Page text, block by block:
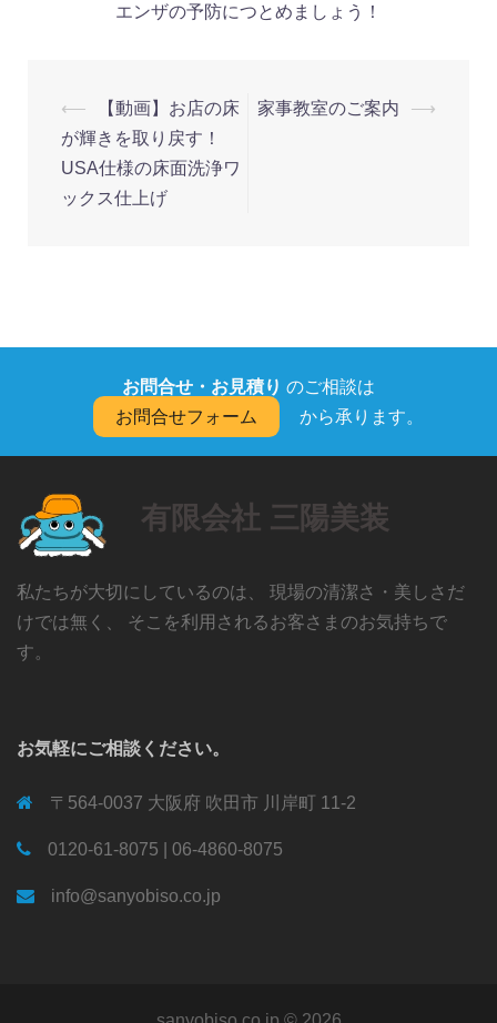
エンザの予防につとめましょう！
投
稿
ナ
ビ
ョ
⟵
【動画】お店の床
が輝きを取り戻す！
USA仕様の床面洗浄ワ
ックス仕上げ
家事教室のご案内 ⟶
お問合せ・お見積り のご相談は
お問合せフォーム
から承ります。
有限会社 三陽美装
私たちが大切にしているのは、 現場の清潔さ・美しさだ
けでは無く、 そこを利用されるお客さまのお気持ちで
す。
お気軽にご相談ください。
〒564-0037 大阪府 吹田市 川岸町 11-2
0120-61-8075 | 06-4860-8075
info@sanyobiso.co.jp